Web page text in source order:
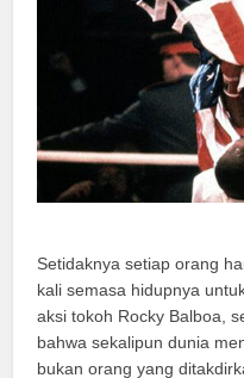
Setidaknya setiap orang
kali semasa hidupnya
aksi tokoh Rocky Balboa,
bahwa sekalipun dunia
bukan orang yang